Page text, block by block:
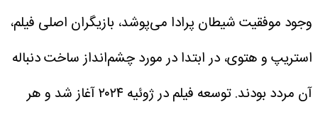
وجود موفقیت شیطان پرادا می‌پوشد، بازیگران اصلی فیلم،
استریپ و هتوی، در ابتدا در مورد چشم‌انداز ساخت دنباله
آن مردد بودند. توسعه فیلم در ژوئیه ۲۰۲۴ آغاز شد و هر